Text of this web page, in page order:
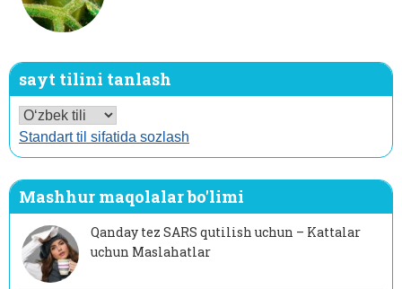
sayt tilini tanlash
Standart til sifatida sozlash
Mashhur maqolalar bo'limi
Qanday tez SARS qutilish uchun – Kattalar
uchun Maslahatlar